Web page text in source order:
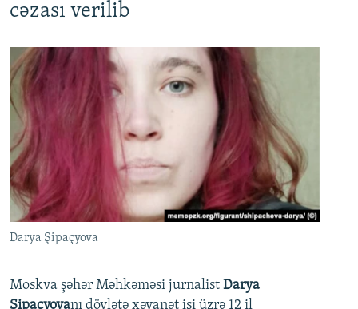
cəzası verilib
Darya Şipaçyova
Moskva şəhər Məhkəməsi jurnalist Darya
Şipaçyovanı dövlətə xəyanət işi üzrə 12 il